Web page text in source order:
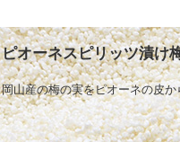
ピオーネスピリッツ漬け
岡山産の梅の実をピオーネの皮